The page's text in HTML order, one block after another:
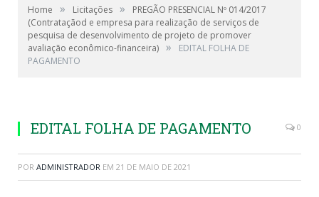
Home » Licitações »
PREGÃO PRESENCIAL Nº 014/2017
(Contrataçãod e empresa para realização de serviços de
pesquisa de desenvolvimento de projeto de promover
avaliação econômico-financeira) »
EDITAL FOLHA DE
PAGAMENTO
EDITAL FOLHA DE PAGAMENTO 0
POR ADMINISTRADOR EM 21 DE MAIO DE 2021